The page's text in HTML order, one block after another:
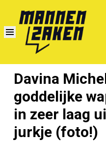
Davina
goddelijke
in zeer laag
jurkje (foto!)